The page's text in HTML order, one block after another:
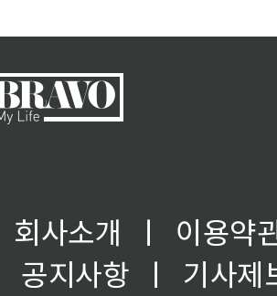
회사소개 ㅣ
이용약
공지사항
ㅣ
기사제